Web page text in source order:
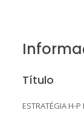
Título
ESTRATÉGIA H-